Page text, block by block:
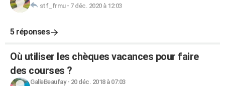
stf_frmu- 7 déc. 2020 à 12:03
5 réponses
Où utiliser les chèques vacances pour faire
des courses ?
GalleBeaufay- 20 déc. 2018 à 07:03